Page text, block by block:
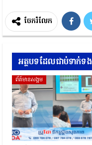
ចែករំលែក
អត្ថបទដែលជាប់ទាក់ទង
ព័ត៍មានសង្គម